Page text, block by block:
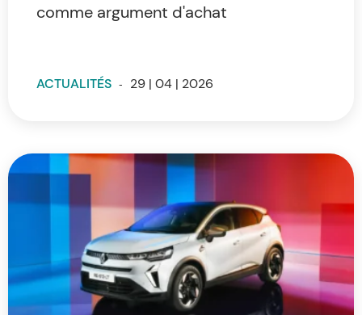
comme argument d'achat
ACTUALITÉS - 29 | 04 | 2026